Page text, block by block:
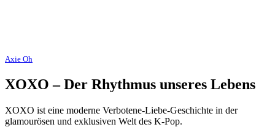
Axie Oh
XOXO – Der Rhythmus unseres Lebens
XOXO ist eine moderne Verbotene-Liebe-Geschichte in der
glamourösen und exklusiven Welt des K-Pop.